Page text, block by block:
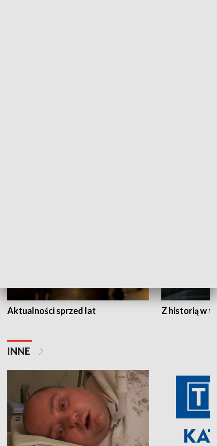
Aktualności sprzed lat Z historią w
INNE